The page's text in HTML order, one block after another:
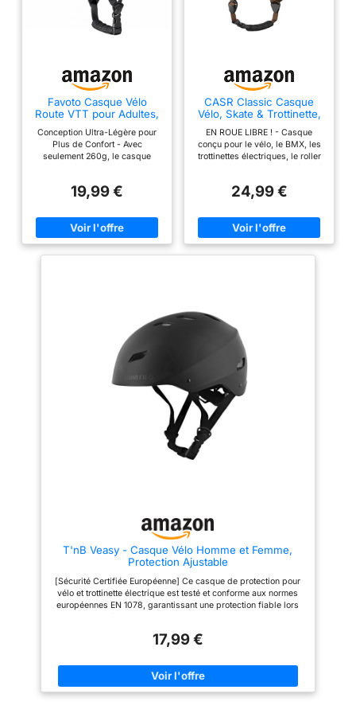
Favoto Casque Vélo
Route VTT pour Adultes,
Conception Ultra-Légère pour
Plus de Confort - Avec
seulement 260g, le casque
trajets quotidiens. Protection
Sa construction In-Mold
absorbe efficacement les chocs
pour une sécurité renforcée en
Les nombreuses ouvertures
assurent une excellente
circulation d’air pour garder la
tête au frais même en été.
Rembourrage Amovible et
Lavable - Les coussinets
19,99 €
CASR Classic Casque
Vélo, Skate & Trottinette,
Noir M
EN ROUE LIBRE ! - Casque
conçu pour le vélo, le BMX, les
trottinettes électriques, le roller
ENCORE ?! - Bénéficiez d'une
notre casque EPI certifié, conçu
pour une protection optimale
lors de vos déplacements
mouvement. CHIC SANS CHOC
- Affichez un style distinctif et
minimaliste avec une finition
marron pour le sangles. EAU-
CUNE CRAINTE - Conçu avec
des matériaux résistants à l'eau,
ce casque est facile à laver,
pour un entretien simplifié
après chaque utilisation.
24,99 €
T'nB Veasy - Casque Vélo Homme et Femme,
Protection Ajustable
[Sécurité Certifiée Européenne] Ce casque de protection pour
vélo et trottinette électrique est testé et conforme aux normes
européennes EN 1078, garantissant une protection fiable lors
risques en cas de chute et vous permettre de rouler en toute
Grâce à ses 14 prises d’air stratégiquement positionnées, ce
casque assure une circulation de l’air optimale pour limiter la
transpiration et améliorer le confort d’utilisation. Il reste
17,99 €